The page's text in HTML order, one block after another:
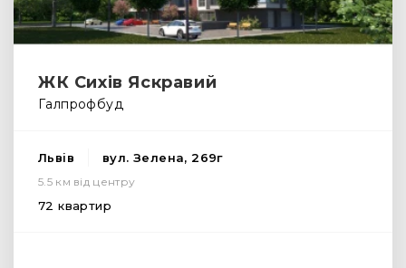
ЖК Сихів Яскравий
Галпрофбуд
Львів вул. Зелена, 269г
5.5 км від центру
72 квартир